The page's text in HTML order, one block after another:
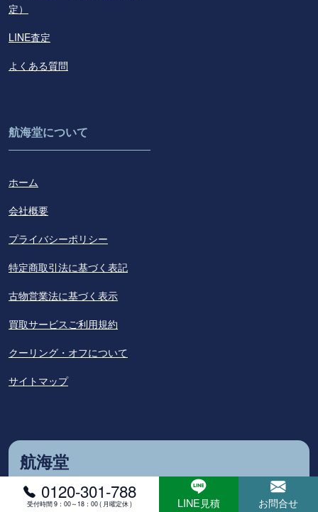
0120-301-788
受付時間 9：00～18：00 ( 月曜定休 ) LINE見積 お問合せ
定）
LINE査定
よくある質問
航海堂について
ホーム
会社概要
プライバシーポリシー
特定商取引法に基づく表記
古物営業法に基づく表示
買取サービスご利用規約
クーリング・オフについて
サイトマップ
航海堂
〒332-0003